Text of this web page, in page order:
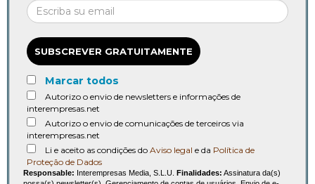
SUBSCREVER GRATUITAMENTE
Marcar todos
Autorizo o envio de newsletters e informações de
interempresas.net
Autorizo o envio de comunicações de terceiros via
interempresas.net
Li e aceito as condições do Aviso legal e da Política de
Proteção de Dados
Responsable: Interempresas Media, S.L.U. Finalidades: Assinatura da(s)